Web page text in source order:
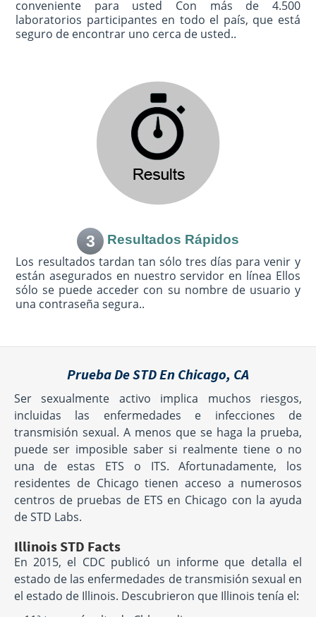
conveniente para usted Con más de 4.500
laboratorios participantes en todo el país, que está
seguro de encontrar uno cerca de usted..
3 Resultados Rápidos
Los resultados tardan tan sólo tres días para venir y
están asegurados en nuestro servidor en línea Ellos
sólo se puede acceder con su nombre de usuario y
una contraseña segura..
Prueba De STD En Chicago, CA
Ser sexualmente activo implica muchos riesgos,
incluidas las enfermedades e infecciones de
transmisión sexual. A menos que se haga la prueba,
puede ser imposible saber si realmente tiene o no
una de estas ETS o ITS. Afortunadamente, los
residentes de Chicago tienen acceso a numerosos
centros de pruebas de ETS en Chicago con la ayuda
de STD Labs.
Illinois STD Facts
En 2015, el CDC publicó un informe que detalla el
estado de las enfermedades de transmisión sexual en
el estado de Illinois. Descubrieron que Illinois tenía el: